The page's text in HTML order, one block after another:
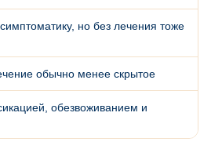
но без лечения тоже
обычно менее скрытое
обезвоживанием и